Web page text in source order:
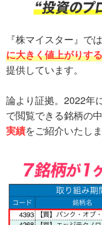
『株マイスター』では
に大きく値上がりす
提供しています。
論より証拠。2022年
で閲覧できる銘柄の中
実績をご紹介いたしま